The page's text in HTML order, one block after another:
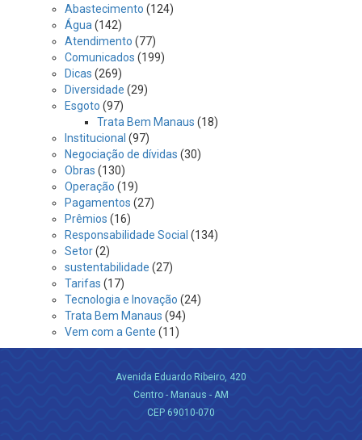
Abastecimento (124)
Água (142)
Atendimento (77)
Comunicados (199)
Dicas (269)
Diversidade (29)
Esgoto (97)
Trata Bem Manaus (18)
Institucional (97)
Negociação de dívidas (30)
Obras (130)
Operação (19)
Pagamentos (27)
Prêmios (16)
Responsabilidade Social (134)
Setor(2)
sustentabilidade (27)
Tarifas (17)
Tecnologia e Inovação (24)
Trata Bem Manaus (94)
Vem com a Gente (11)
Avenida Eduardo Ribeiro, 420
Centro - Manaus - AM
CEP 69010-070